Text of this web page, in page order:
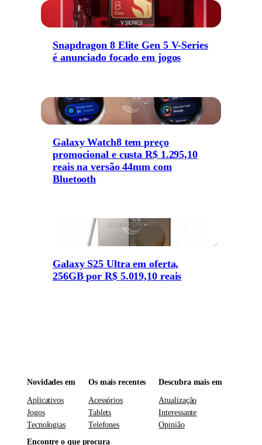
Snapdragon 8 Elite Gen 5 V-Series
é anunciado focado em jogos
Galaxy Watch8 tem preço
promocional e custa R$ 1.295,10
reais na versão 44mm com
Bluetooth
Galaxy S25 Ultra em oferta,
256GB por R$ 5.019,10 reais
Novidades em
Aplicativos
Jogos
Tecnologias
Os mais recentes
Acessórios
Tablets
Telefones
Descubra mais em
Atualização
Interessante
Opinião
Encontre o que procura